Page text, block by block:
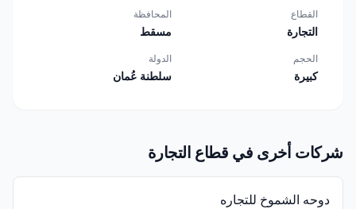
القطاع
التجارة
المحافظة
مسقط
الحجم
كبيرة
الدولة
سلطنة عُمان
شركات أخرى في قطاع التجارة
دوحه الشموخ للتجاره